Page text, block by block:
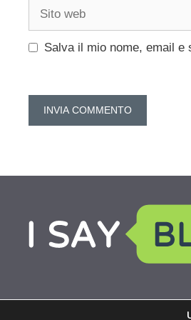
Sito
Salva il mio nome, email e